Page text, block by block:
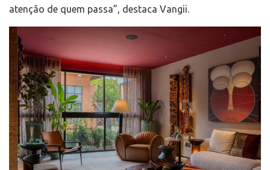
atenção de quem passa”, destaca Vangii.